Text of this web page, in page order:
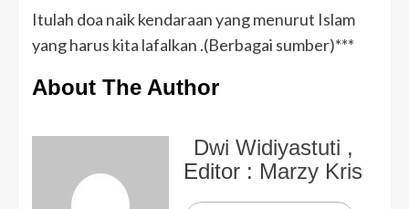
Itulah doa naik kendaraan yang menurut Islam
yang harus kita lafalkan .(Berbagai sumber)***
About The Author
Dwi Widiyastuti ,
Editor : Marzy Kris